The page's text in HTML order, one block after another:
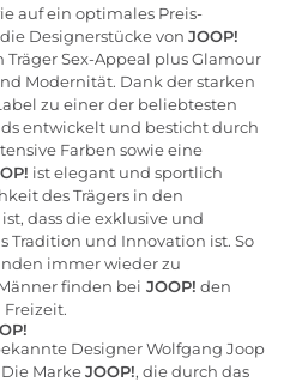
auf ein optimales Preis-
Designerstücke von JOOP!
Sex-Appeal plus Glamour
Modernität. Dank der starken
zu einer der beliebtesten
entwickelt und besticht durch
Farben sowie eine
ist elegant und sportlich
des Trägers in den
dass die exklusive und
Tradition und Innovation ist. So
immer wieder zu
finden bei JOOP! den
Designer Wolfgang Joop
MarkeJOOP!, die durch das